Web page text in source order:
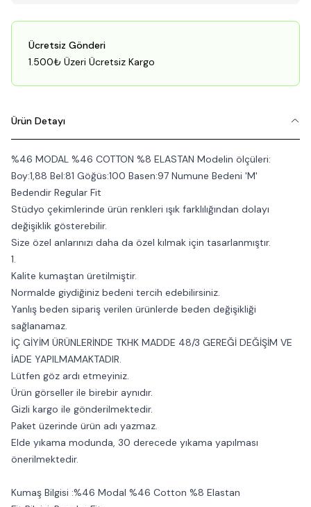
Ücretsiz Gönderi
1.500₺ Üzeri Ücretsiz Kargo
Ürün Detayı
%46 MODAL %46 COTTON %8 ELASTAN Modelin ölçüleri:
Boy:1,88 Bel:81 Göğüs:100 Basen:97 Numune Bedeni 'M'
Bedendir Regular Fit
Stüdyo çekimlerinde ürün renkleri ışık farklılığından dolayı
değişiklik gösterebilir.
Size özel anlarınızı daha da özel kılmak için tasarlanmıştır.
1.
Kalite kumaştan üretilmiştir.
Normalde giydiğiniz bedeni tercih edebilirsiniz.
Yanlış beden sipariş verilen ürünlerde beden değişikliği
sağlanamaz.
İÇ GİYİM ÜRÜNLERİNDE TKHK MADDE 48/3 GEREĞİ DEĞİŞİM VE
İADE YAPILMAMAKTADIR.
Lütfen göz ardı etmeyiniz.
Ürün görseller ile birebir aynıdır.
Gizli kargo ile gönderilmektedir.
Paket üzerinde ürün adı yazmaz.
Elde yıkama modunda, 30 derecede yıkama yapılması
önerilmektedir.
Kumaş Bilgisi :%46 Modal %46 Cotton %8 Elastan